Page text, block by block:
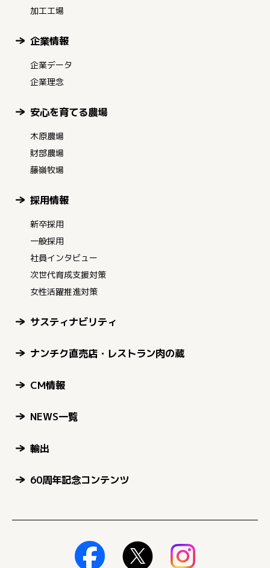
加工工場
企業情報
企業データ
企業理念
安心を育てる農場
木原農場
財部農場
藤嶺牧場
採用情報
新卒採用
一般採用
社員インタビュー
次世代育成支援対策
女性活躍推進対策
サスティナビリティ
ナンチク直売店・レストラン肉の蔵
CM情報
NEWS一覧
輸出
60周年記念コンテンツ